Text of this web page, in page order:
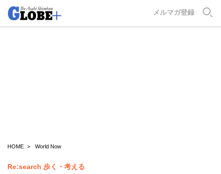
メルマガ登録
HOME World Now
Re:search 歩く・考える